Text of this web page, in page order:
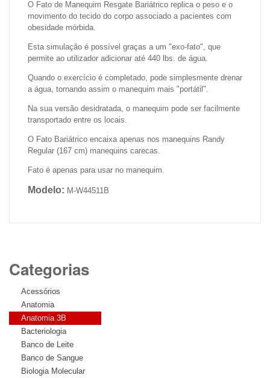
O Fato de Manequim Resgate Bariátrico replica o peso e o
movimento do tecido do corpo associado a pacientes com
obesidade mórbida.
Esta simulação é possível graças a um "exo-fato", que
permite ao utilizador adicionar até 440 lbs. de água.
Quando o exercício é completado, pode simplesmente drenar
a água, tornando assim o manequim mais "portátil".
Na sua versão desidratada, o manequim pode ser facilmente
transportado entre os locais.
O Fato Bariátrico encaixa apenas nos manequins Randy
Regular (167 cm) manequins carecas.
Fato é apenas para usar no manequim.
Modelo: M-W44511B
Categorias
Acessórios
Anatomia
Anatomia 3B
Bacteriologia
Banco de Leite
Banco de Sangue
Biologia Molecular